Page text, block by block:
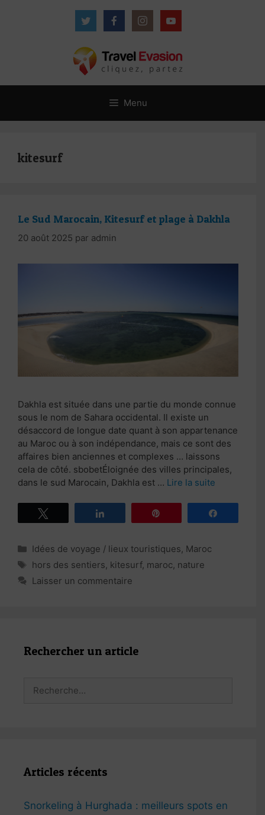
Menu
kitesurf
Le Sud Marocain, Kitesurf et plage à Dakhla
20 août 2025 par admin
Dakhla est située dans une partie du monde connue
sous le nom de Sahara occidental. Il existe un
désaccord de longue date quant à son appartenance
au Maroc ou à son indépendance, mais ce sont des
affaires bien anciennes et complexes … laissons
cela de côté. sbobetÉloignée des villes principales,
dans le sud Marocain, Dakhla est … Lire la suite
Catégories
Idées de voyage / lieux touristiques, Maroc
Étiquettes
hors des sentiers, kitesurf, maroc, nature
Laisser un commentaire
Rechercher un article
Articles récents
Snorkeling à Hurghada : meilleurs spots en